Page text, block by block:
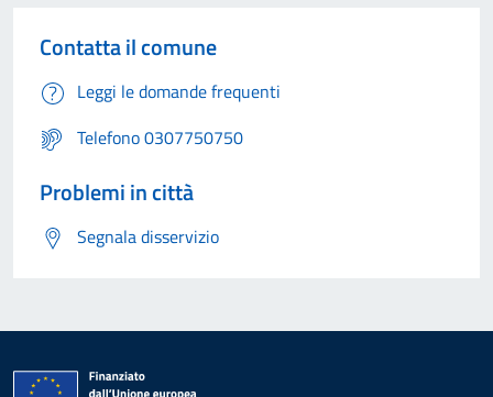
Contatta il comune
Leggi le domande frequenti
Telefono 0307750750
Problemi in città
Segnala disservizio